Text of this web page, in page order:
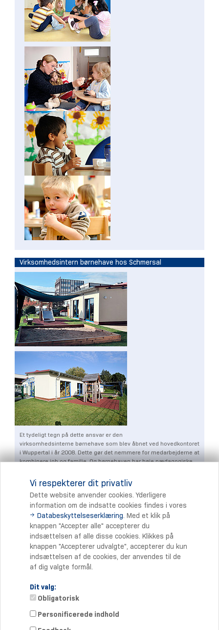
Virksomhedsintern børnehave hos Schmersal
Et tydeligt tegn på dette ansvar er den
virksomhedsinterne børnehave som blev åbnet ved hovedkontoret
i Wuppertal i år 2008. Dette gør det nemmere for medarbejderne at
kombinere job og familie. Og børnehaven har høje pædagogiske
videbegærlige, derfor bør man ”legende let” fremme denne
læringsproces på en målrettet måde.
Print
Vi respekterer dit privatliv
Dette website anvender cookies. Yderligere
information om de indsatte cookies findes i vores
Databeskyttelseserklæring. Med et klik på
knappen "Accepter alle" accepterer du
indsættelsen af alle disse cookies. Klikkes på
knappen "Accepterer udvalgte", accepterer du kun
indsættelsen af de cookies, der anvendes til de
af dig valgte formål.
Dit valg:
Obligatorisk
Personificerede indhold